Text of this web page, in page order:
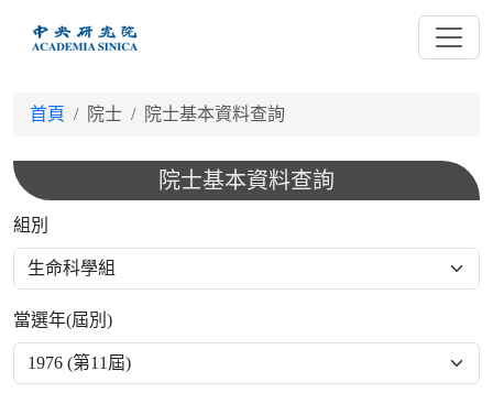
首頁 院士 院士基本資料查詢
院士基本資料查詢
組別
當選年(屆別)